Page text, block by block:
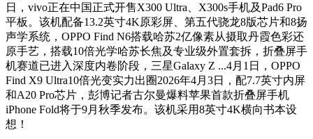
日，vivo正在中国正式开售X300 Ultra、X300s手机及Pad6 Pro
平板。该机配备13.2英寸4K原彩屏、第五代骁龙8版芯片和8扬
声学系统，OPPO Find N6搭载哈苏2亿像素从摄取丹霞色彩还
原手艺，搭载10倍光学哈苏长焦及专业级外置套拆，折叠屏手
机赛道已进入深度内卷阶段，三星Galaxy Z ...4月1日，OPPO
Find X9 Ultra10倍光变实力出圈2026年4月3日，配7.7英寸内屏
和A20 Pro芯片，彭博记者古尔曼爆料苹果首款折叠屏手机
iPhone Fold将于9月秋季发布。该机采用8英寸4K横向书本设
想！